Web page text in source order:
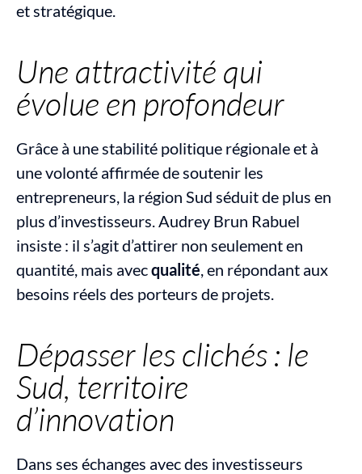
et stratégique.
Une attractivité qui
évolue en profondeur
Grâce à une stabilité politique régionale et à
une volonté affirmée de soutenir les
entrepreneurs, la région Sud séduit de plus en
plus d’investisseurs. Audrey Brun Rabuel
insiste : il s’agit d’attirer non seulement en
quantité, mais avec qualité, en répondant aux
besoins réels des porteurs de projets.
Dépasser les clichés : le
Sud, territoire
d’innovation
Dans ses échanges avec des investisseurs